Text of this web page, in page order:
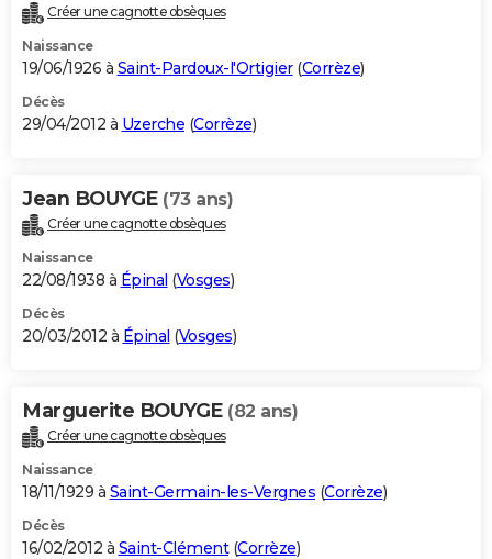
Créer une cagnotte obsèques
Naissance
19/06/1926 à Saint-Pardoux-l'Ortigier(Corrèze)
Décès
29/04/2012 à Uzerche (Corrèze)
Jean BOUYGE (73 ans)
Créer une cagnotte obsèques
Naissance
22/08/1938 à Épinal (Vosges)
Décès
20/03/2012 à Épinal (Vosges)
Marguerite BOUYGE (82 ans)
Créer une cagnotte obsèques
Naissance
18/11/1929 à Saint-Germain-les-Vergnes (Corrèze)
Décès
16/02/2012 à Saint-Clément(Corrèze)